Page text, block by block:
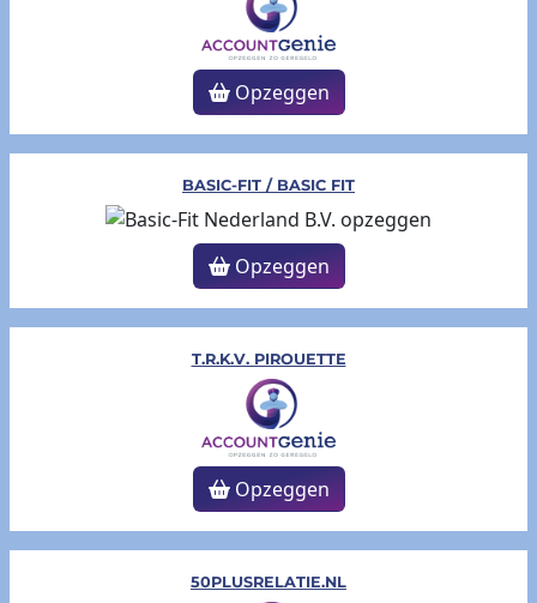
Opzeggen
BASIC-FIT / BASIC FIT
Opzeggen
T.R.K.V. PIROUETTE
Opzeggen
50PLUSRELATIE.NL